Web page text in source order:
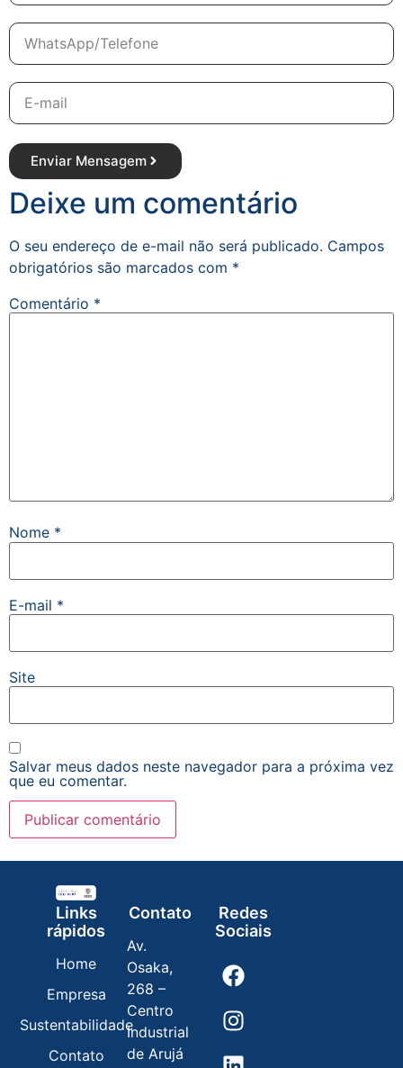
Enviar Mensagem
Deixe um comentário
O seu endereço de e-mail não será publicado. Campos
obrigatórios são marcados com *
Comentário *
Nome *
E-mail *
Site
Salvar meus dados neste navegador para a próxima vez
que eu comentar.
Links
rápidos
Home
Empresa
Sustentabilidade
Contato
Contato
Av.
Osaka,
268 –
Centro
Industrial
de Arujá
Redes
Sociais